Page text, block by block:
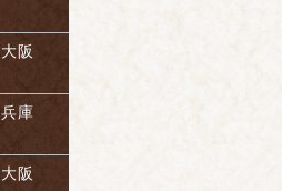
阪
庫
阪